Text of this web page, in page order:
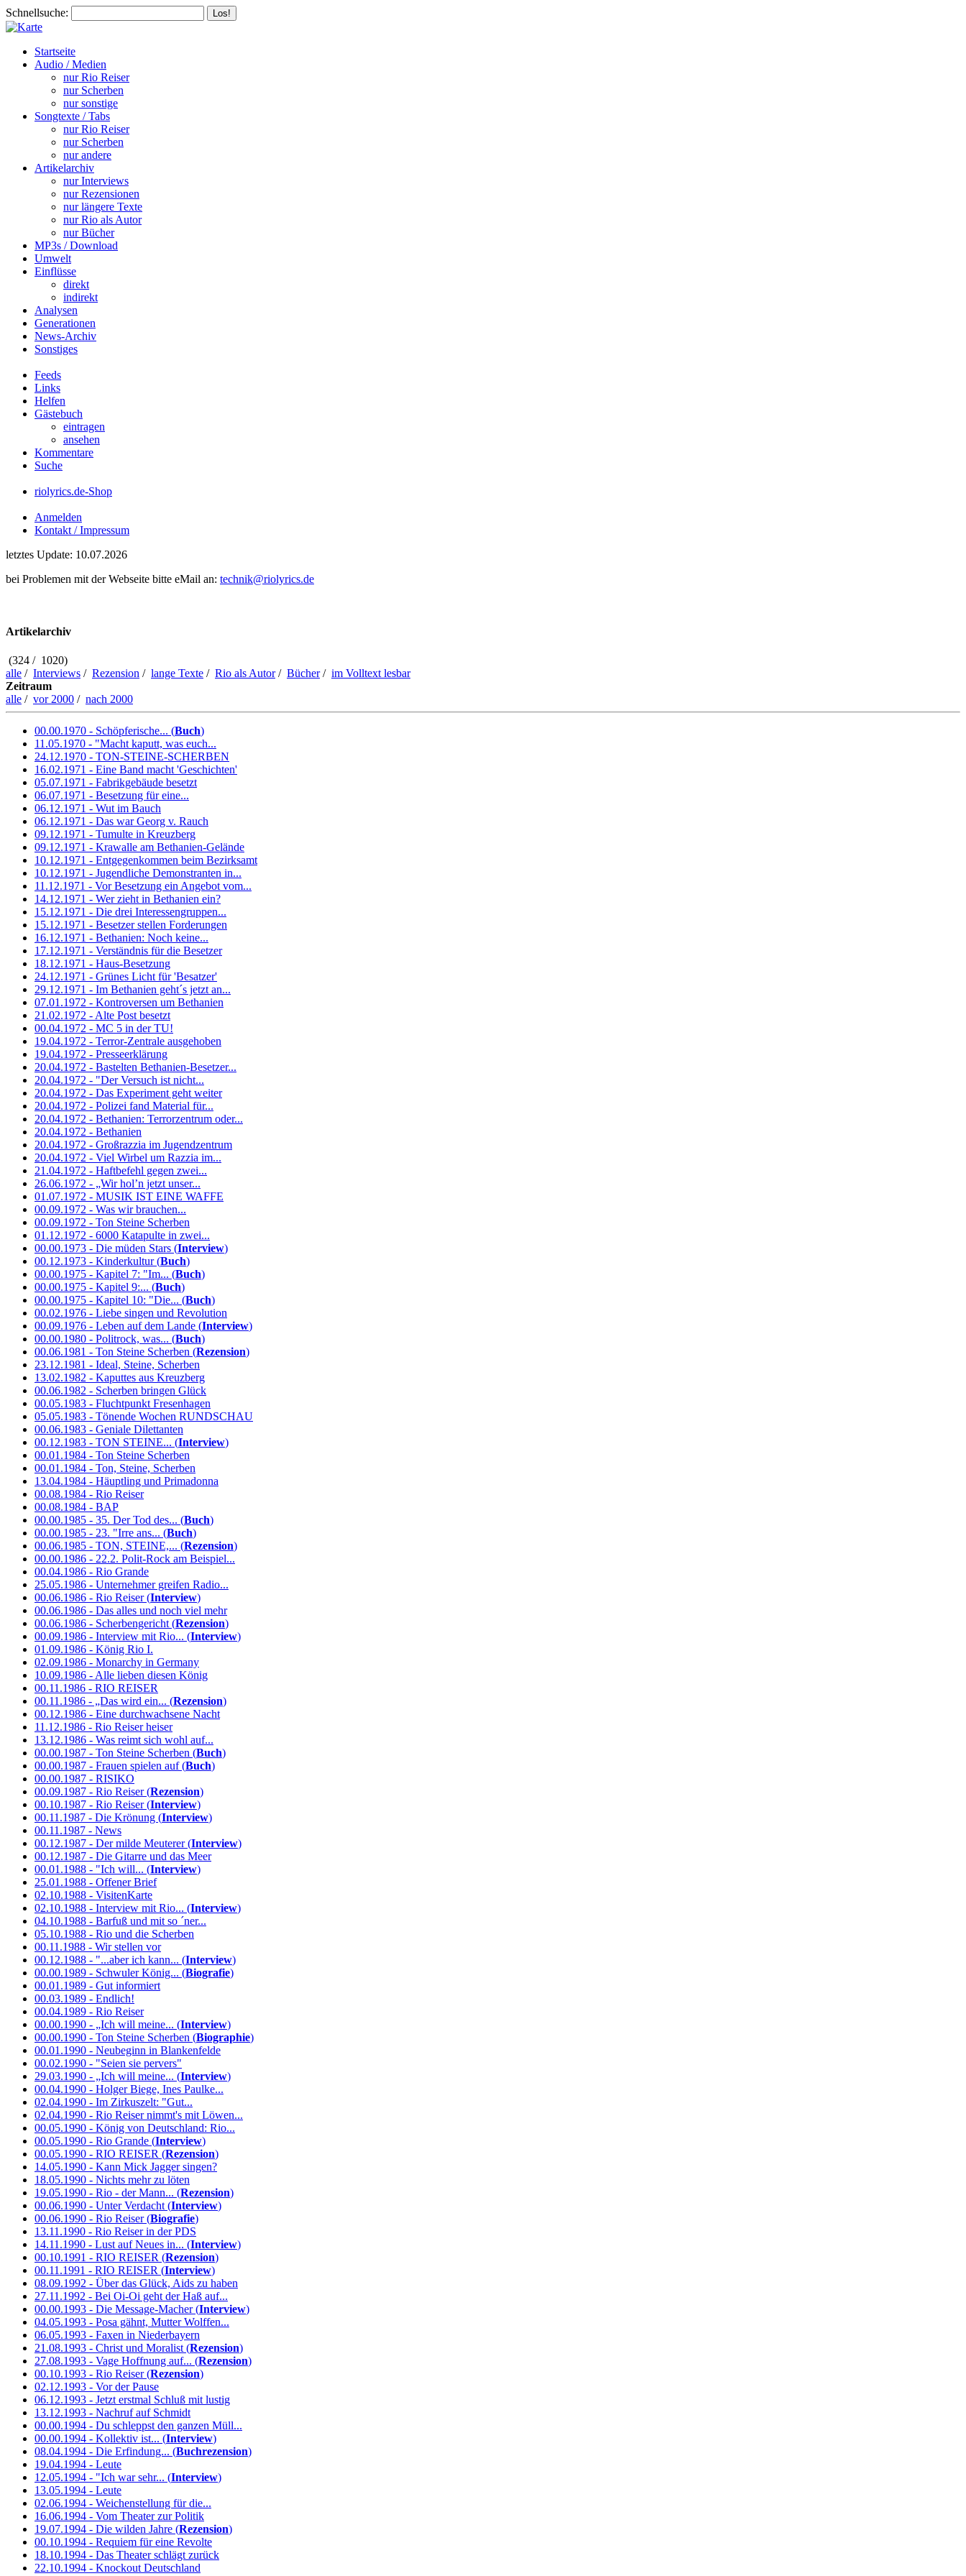
Schnellsuche:
Startseite
Audio / Medien
nur Rio Reiser
nur Scherben
nur sonstige
Songtexte / Tabs
nur Rio Reiser
nur Scherben
nur andere
Artikelarchiv
nur Interviews
nur Rezensionen
nur längere Texte
nur Rio als Autor
nur Bücher
MP3s / Download
Umwelt
Einflüsse
direkt
indirekt
Analysen
Generationen
News-Archiv
Sonstiges
Feeds
Links
Helfen
Gästebuch
eintragen
ansehen
Kommentare
Suche
riolyrics.de-Shop
Anmelden
Kontakt / Impressum
letztes Update: 10.07.2026
bei Problemen mit der Webseite bitte eMail an: technik@riolyrics.de
Artikelarchiv
(324 / 1020)
alle / Interviews / Rezension / lange Texte / Rio als Autor/ Bücher/ im Volltext lesbar
Zeitraum
alle / vor 2000 / nach 2000
00.00.1970 - Schöpferische... (Buch)
11.05.1970 - "Macht kaputt, was euch...
24.12.1970 - TON-STEINE-SCHERBEN
16.02.1971 - Eine Band macht 'Geschichten'
05.07.1971 - Fabrikgebäude besetzt
06.07.1971 - Besetzung für eine...
06.12.1971 - Wut im Bauch
06.12.1971 - Das war Georg v. Rauch
09.12.1971 - Tumulte in Kreuzberg
09.12.1971 - Krawalle am Bethanien-Gelände
10.12.1971 - Entgegenkommen beim Bezirksamt
10.12.1971 - Jugendliche Demonstranten in...
11.12.1971 - Vor Besetzung ein Angebot vom...
14.12.1971 - Wer zieht in Bethanien ein?
15.12.1971 - Die drei Interessengruppen...
15.12.1971 - Besetzer stellen Forderungen
16.12.1971 - Bethanien: Noch keine...
17.12.1971 - Verständnis für die Besetzer
18.12.1971 - Haus-Besetzung
24.12.1971 - Grünes Licht für 'Besatzer'
29.12.1971 - Im Bethanien geht´s jetzt an...
07.01.1972 - Kontroversen um Bethanien
21.02.1972 - Alte Post besetzt
00.04.1972 - MC 5 in der TU!
19.04.1972 - Terror-Zentrale ausgehoben
19.04.1972 - Presseerklärung
20.04.1972 - Bastelten Bethanien-Besetzer...
20.04.1972 - "Der Versuch ist nicht...
20.04.1972 - Das Experiment geht weiter
20.04.1972 - Polizei fand Material für...
20.04.1972 - Bethanien: Terrorzentrum oder...
20.04.1972 - Bethanien
20.04.1972 - Großrazzia im Jugendzentrum
20.04.1972 - Viel Wirbel um Razzia im...
21.04.1972 - Haftbefehl gegen zwei...
26.06.1972 - „Wir hol’n jetzt unser...
01.07.1972 - MUSIK IST EINE WAFFE
00.09.1972 - Was wir brauchen...
00.09.1972 - Ton Steine Scherben
01.12.1972 - 6000 Katapulte in zwei...
00.00.1973 - Die müden Stars (Interview)
00.12.1973 - Kinderkultur (Buch)
00.00.1975 - Kapitel 7: "Im... (Buch)
00.00.1975 - Kapitel 9:... (Buch)
00.00.1975 - Kapitel 10: "Die... (Buch)
00.02.1976 - Liebe singen und Revolution
00.09.1976 - Leben auf dem Lande (Interview)
00.00.1980 - Politrock, was... (Buch)
00.06.1981 - Ton Steine Scherben (Rezension)
23.12.1981 - Ideal, Steine, Scherben
13.02.1982 - Kaputtes aus Kreuzberg
00.06.1982 - Scherben bringen Glück
00.05.1983 - Fluchtpunkt Fresenhagen
05.05.1983 - Tönende Wochen RUNDSCHAU
00.06.1983 - Geniale Dilettanten
00.12.1983 - TON STEINE... (Interview)
00.01.1984 - Ton Steine Scherben
00.01.1984 - Ton, Steine, Scherben
13.04.1984 - Häuptling und Primadonna
00.08.1984 - Rio Reiser
00.08.1984 - BAP
00.00.1985 - 35. Der Tod des... (Buch)
00.00.1985 - 23. "Irre ans... (Buch)
00.06.1985 - TON, STEINE,... (Rezension)
00.00.1986 - 22.2. Polit-Rock am Beispiel...
00.04.1986 - Rio Grande
25.05.1986 - Unternehmer greifen Radio...
00.06.1986 - Rio Reiser (Interview)
00.06.1986 - Das alles und noch viel mehr
00.06.1986 - Scherbengericht (Rezension)
00.09.1986 - Interview mit Rio... (Interview)
01.09.1986 - König Rio I.
02.09.1986 - Monarchy in Germany
10.09.1986 - Alle lieben diesen König
00.11.1986 - RIO REISER
00.11.1986 - „Das wird ein... (Rezension)
00.12.1986 - Eine durchwachsene Nacht
11.12.1986 - Rio Reiser heiser
13.12.1986 - Was reimt sich wohl auf...
00.00.1987 - Ton Steine Scherben (Buch)
00.00.1987 - Frauen spielen auf (Buch)
00.00.1987 - RISIKO
00.09.1987 - Rio Reiser (Rezension)
00.10.1987 - Rio Reiser (Interview)
00.11.1987 - Die Krönung (Interview)
00.11.1987 - News
00.12.1987 - Der milde Meuterer (Interview)
00.12.1987 - Die Gitarre und das Meer
00.01.1988 - "Ich will... (Interview)
25.01.1988 - Offener Brief
02.10.1988 - VisitenKarte
02.10.1988 - Interview mit Rio... (Interview)
04.10.1988 - Barfuß und mit so ´ner...
05.10.1988 - Rio und die Scherben
00.11.1988 - Wir stellen vor
00.12.1988 - "...aber ich kann... (Interview)
00.00.1989 - Schwuler König... (Biografie)
00.01.1989 - Gut informiert
00.03.1989 - Endlich!
00.04.1989 - Rio Reiser
00.00.1990 - „Ich will meine... (Interview)
00.00.1990 - Ton Steine Scherben (Biographie)
00.01.1990 - Neubeginn in Blankenfelde
00.02.1990 - "Seien sie pervers"
29.03.1990 - „Ich will meine... (Interview)
00.04.1990 - Holger Biege, Ines Paulke...
02.04.1990 - Im Zirkuszelt: "Gut...
02.04.1990 - Rio Reiser nimmt's mit Löwen...
00.05.1990 - König von Deutschland: Rio...
00.05.1990 - Rio Grande (Interview)
00.05.1990 - RIO REISER (Rezension)
14.05.1990 - Kann Mick Jagger singen?
18.05.1990 - Nichts mehr zu löten
19.05.1990 - Rio - der Mann... (Rezension)
00.06.1990 - Unter Verdacht (Interview)
00.06.1990 - Rio Reiser (Biografie)
13.11.1990 - Rio Reiser in der PDS
14.11.1990 - Lust auf Neues in... (Interview)
00.10.1991 - RIO REISER (Rezension)
00.11.1991 - RIO REISER (Interview)
08.09.1992 - Über das Glück, Aids zu haben
27.11.1992 - Bei Oi-Oi geht der Haß auf...
00.00.1993 - Die Message-Macher (Interview)
04.05.1993 - Posa gähnt, Mutter Wolffen...
06.05.1993 - Faxen in Niederbayern
21.08.1993 - Christ und Moralist (Rezension)
27.08.1993 - Vage Hoffnung auf... (Rezension)
00.10.1993 - Rio Reiser (Rezension)
02.12.1993 - Vor der Pause
06.12.1993 - Jetzt erstmal Schluß mit lustig
13.12.1993 - Nachruf auf Schmidt
00.00.1994 - Du schleppst den ganzen Müll...
00.00.1994 - Kollektiv ist... (Interview)
08.04.1994 - Die Erfindung... (Buchrezension)
19.04.1994 - Leute
12.05.1994 - "Ich war sehr... (Interview)
13.05.1994 - Leute
02.06.1994 - Weichenstellung für die...
16.06.1994 - Vom Theater zur Politik
19.07.1994 - Die wilden Jahre (Rezension)
00.10.1994 - Requiem für eine Revolte
18.10.1994 - Das Theater schlägt zurück
22.10.1994 - Knockout Deutschland